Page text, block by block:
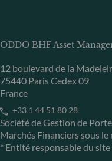
ODDO BHF Asset
12 boulevard de la
75440 Paris Cedex 09
France
+33 1 44 51 80 28
Société de Gestion de
Marchés Financiers sous
* Entité responsable du